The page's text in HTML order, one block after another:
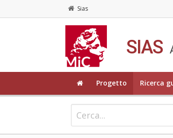
Sias
SIAS
Progetto Ricerca